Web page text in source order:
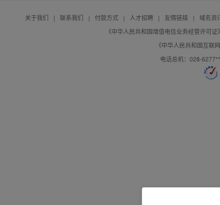
关于我们 | 联系我们 | 付款方式 | 人才招聘 | 友情链接 |
域名资
《中华人民共和国增值电信业务经营许可
《中华人民共和国互联
电话总机：028-